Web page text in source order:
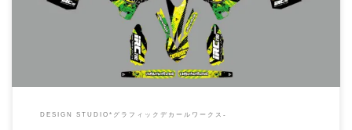
DESIGN STUDIO*グラフィックデカールワークス-